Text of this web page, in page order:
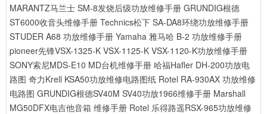
MARANTZ马兰士 SM-8发烧后级功放维修手册 GRUNDIG根德
ST6000收音头维修手册 Technics松下 SA-DA8环绕功放维修手册
STUDER A68 功放维修手册 Yamaha 雅马哈 B-2 功放维修手册
pioneer先锋VSX-1325-K VSX-1125-K VSX-1120-K功放维修手册
SONY索尼MDS-E10 MD台机维修手册 哈福Hafler DH-200功放电
路图 奇力Krell KSA50功放维修电路图纸 Rotel RA-930AX 功放维修
电路图 GRUNDIG根德SV40M SV40功放1966维修手册 Marshall
MG50DFX电吉他音箱 维修手册 Rotel 乐得路遥RSX-965功放维修